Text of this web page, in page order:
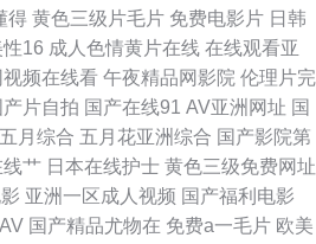
漫 浮力av 蜜桃成人综合网 先锋资源网站AV
无码视频 五月婷六月花性爱网 91极品网站
成人午夜无码 大香蕉伊在 欧美色图婷婷五
丝袜美足 91视频在线豆花 韩国福利一区 精
得 黄色三级片毛片 免费电影片 日韩
16 成人色情黄片在线 在线观看亚
视频在线看 午夜精品网影院 伦理片完
产片自拍 国产在线91 AV亚洲网址 国
月综合 五月花亚洲综合 国产影院第
线艹 日本在线护士 黄色三级免费网址
亚洲一区成人视频 国产福利电影
国产精品尤物在 免费a一毛片 欧美